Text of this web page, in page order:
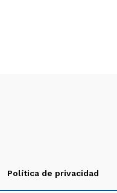
Política de privacidad